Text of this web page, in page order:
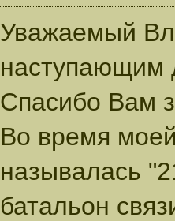
Уважаемый
наступающим
Спасибо Вам
Во время
называлась
батальон